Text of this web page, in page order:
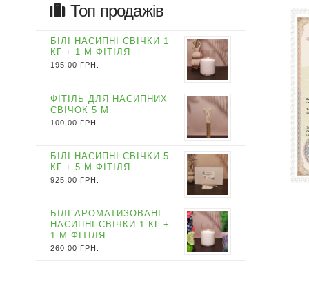
Топ продажів
БІЛІ НАСИПНІ СВІЧКИ 1
КГ + 1 М ФІТІЛЯ
195,00 ГРН.
ФІТІЛЬ ДЛЯ НАСИПНИХ
СВІЧОК 5 М
100,00 ГРН.
БІЛІ НАСИПНІ СВІЧКИ 5
КГ + 5 М ФІТІЛЯ
925,00 ГРН.
БІЛІ АРОМАТИЗОВАНІ
НАСИПНІ СВІЧКИ 1 КГ +
1 М ФІТІЛЯ
260,00 ГРН.